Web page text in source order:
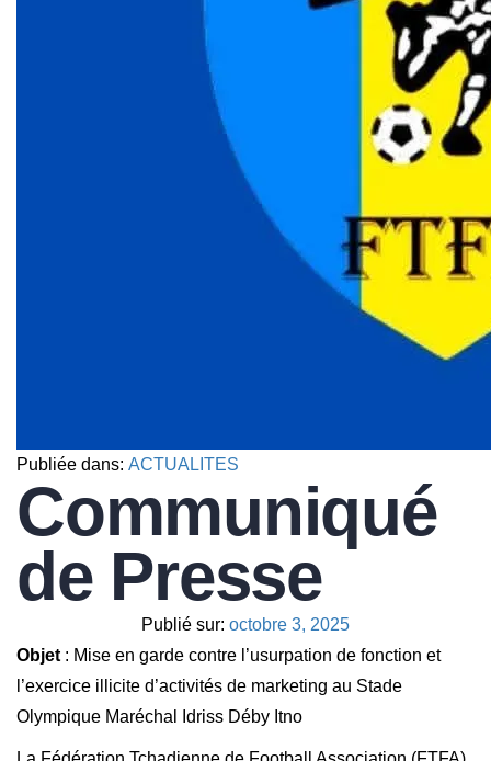
Publiée dans: ACTUALITES
Communiqué
de Presse
Publié sur: octobre 3, 2025
Objet : Mise en garde contre l’usurpation de fonction et
l’exercice illicite d’activités de marketing au Stade
Olympique Maréchal Idriss Déby Itno